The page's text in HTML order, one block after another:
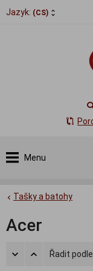
Jazyk: (CS)
Menu
Tašky a batohy
Acer
Řadit